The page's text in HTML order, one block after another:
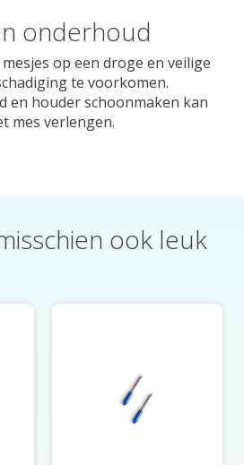
onderhoud
op een droge en veilige
te voorkomen.
en houder schoonmaken kan
mes verlengen.
ook leuk